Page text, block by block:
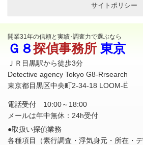
サイトポリシー
開業31年の信頼と実績･調査力で選ぶなら
Ｇ８探偵事務所 東京
ＪＲ目黒駅から徒歩3分
Detective agency Tokyo G8-Rrsearch
東京都目黒区中央町2-34-18 LOOM-Ë
電話受付 10:00～18:00
メールは年中無休：24h受付
●取扱い探偵業務
各種項目（素行調査・浮気身元・所在・